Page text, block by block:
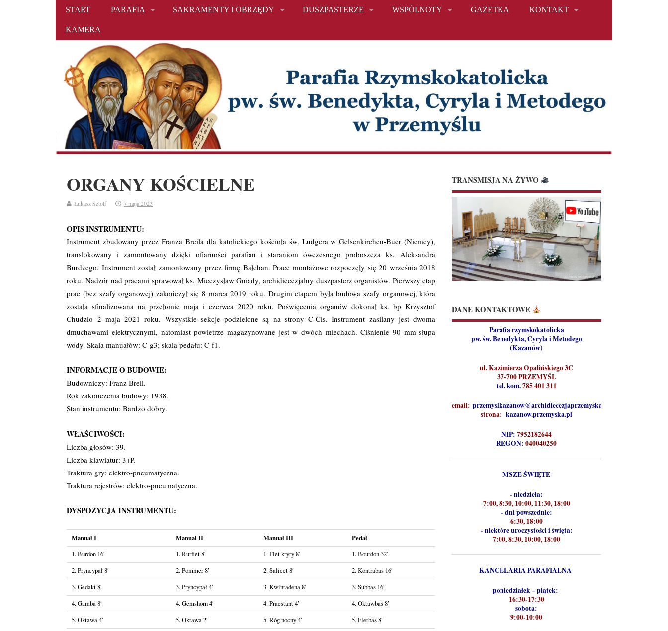
START PARAFIA SAKRAMENTY I OBRZĘDY DUSZPASTERZE WSPÓLNOTY GAZETKA KONTAKT
KAMERA
ORGANY KOŚCIELNE
Łukasz Sztolf 7 maja 2023
OPIS INSTRUMENTU:
Instrument zbudowany przez Franza Breila dla katolickiego kościoła św. Ludgera w Gelsenkirchen-Buer (Niemcy),
translokowany i zamontowany dzięki ofiarności parafian i staraniom ówczesnego proboszcza ks. Aleksandra
Burdzego. Instrument został zamontowany przez firmę Bałchan. Prace montażowe rozpoczęły się 20 września 2018
roku. Nadzór nad pracami sprawował ks. Mieczysław Gniady, archidiecezjalny duszpasterz organistów. Pierwszy etap
prac (bez szafy organowej) zakończył się 8 marca 2019 roku. Drugim etapem była budowa szafy organowej, która
została sfinalizowana na przełomie maja i czerwca 2020 roku. Poświęcenia organów dokonał ks. bp Krzysztof
Chudzio 2 maja 2021 roku. Wszystkie sekcje podzielone są na strony C-Cis. Instrument zasilany jest dwoma
dmuchawami elektrycznymi, natomiast powietrze magazynowane jest w dwóch miechach. Ciśnienie 90 mm słupa
wody. Skala manuałów: C-g3; skala pedału: C-f1.
INFORMACJE O BUDOWIE:
Budowniczy: Franz Breil.
Rok zakończenia budowy: 1938.
Stan instrumentu: Bardzo dobry.
WŁAŚCIWOŚCI:
Liczba głosów: 39.
Liczba klawiatur: 3+P.
Traktura gry: elektro-pneumatyczna.
Traktura rejestrów: elektro-pneumatyczna.
DYSPOZYCJA INSTRUMENTU:
Manuał I Manuał II Manuał III Pedał
1. Burdon 16′ 1. Rurflet 8′ 1. Flet kryty 8′
1. Bourdon 32′
2. Pryncypał 8′
2. Pommer 8′ 2. Salicet 8′
2. Kontrabas 16′
3. Gedakt 8′
3. Pryncypał 4′ 3. Kwintadena 8′
3. Subbas 16′
4. Gamba 8′
4. Gemshorn 4′ 4. Praestant 4′
4. Oktawbas 8′
5. Oktawa 4′
5. Oktawa 2′ 5. Róg nocny 4′
5. Fletbas 8′
TRANSMISJA NA ŻYWO
DANE KONTAKTOWE
Parafia rzymskokatolicka
pw. św. Benedykta, Cyryla i Metodego
(Kazanów)
ul. Kazimierza Opalińskiego 3C
37-700 PRZEMYŚL
tel. kom.785 401 311
email: przemyslkazanow@archidiecezjaprzemyska.pl
strona: kazanow.przemyska.pl
NIP: 7952182644
REGON: 040040250
MSZE ŚWIĘTE
- niedziela:
7:00, 8:30, 10:00, 11:30, 18:00
- dni powszednie:
6:30, 18:00
- niektóre uroczystości i święta:
7:00, 8:30, 10:00, 18:00
KANCELARIA PARAFIALNA
poniedziałek – piątek:
16:30-17:30
sobota:
9:00-10:00